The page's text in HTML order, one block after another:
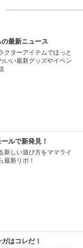
最新ニュース
クターアイテムでほっと
いい最新グッズやイベン
ルで新発見！
新しい遊び方をママライ
最新リポ！
はコレだ！